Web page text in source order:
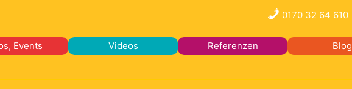
0170 32 64 610
Events Videos Referenzen Blog